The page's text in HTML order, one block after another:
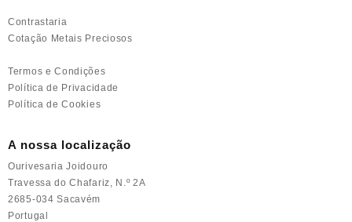
Contrastaria
Cotação Metais Preciosos
Termos e Condições
Política de Privacidade
Política de Cookies
A nossa localização
Ourivesaria Joidouro
Travessa do Chafariz, N.º 2A
2685-034 Sacavém
Portugal